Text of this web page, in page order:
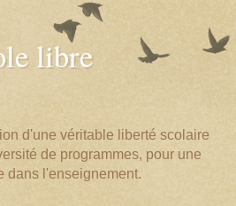
libre
d'une véritable liberté scolaire
de programmes, pour une
dans l'enseignement.